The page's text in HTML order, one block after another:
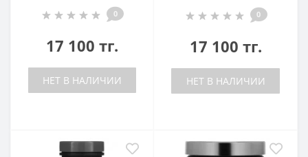
0
17 100 тг.
НЕТ В НАЛИЧИИ
0
17 100 тг.
НЕТ В НАЛИЧИИ